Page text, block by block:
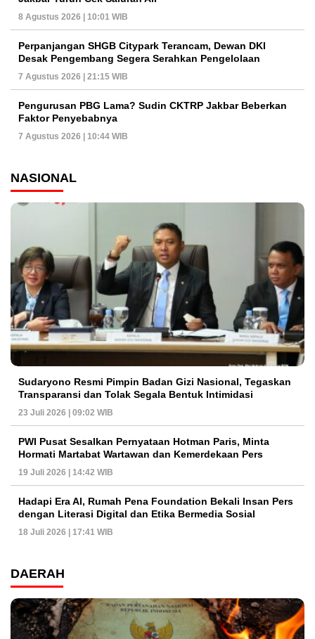
8 Agustus 2026 | 10:01 WIB
Perpanjangan SHGB Citypark Terancam, Dewan DKI
Desak Pengembang Segera Serahkan Pengelolaan
7 Agustus 2026 | 21:15 WIB
Pengurusan PBG Lama? Sudin CKTRP Jakbar Beberkan
Faktor Penyebabnya
7 Agustus 2026 | 10:44 WIB
NASIONAL
Sudaryono Resmi Pimpin Badan Gizi Nasional, Tegaskan
Transparansi dan Tolak Segala Bentuk Intimidasi
23 Juli 2026 | 09:02 WIB
PWI Pusat Sesalkan Pernyataan Hotman Paris, Minta
Hormati Martabat Wartawan dan Kemerdekaan Pers
19 Juli 2026 | 14:42 WIB
Hadapi Era AI, Rumah Pena Foundation Bekali Insan Pers
dengan Literasi Digital dan Etika Bermedia Sosial
18 Juli 2026 | 17:41 WIB
DAERAH